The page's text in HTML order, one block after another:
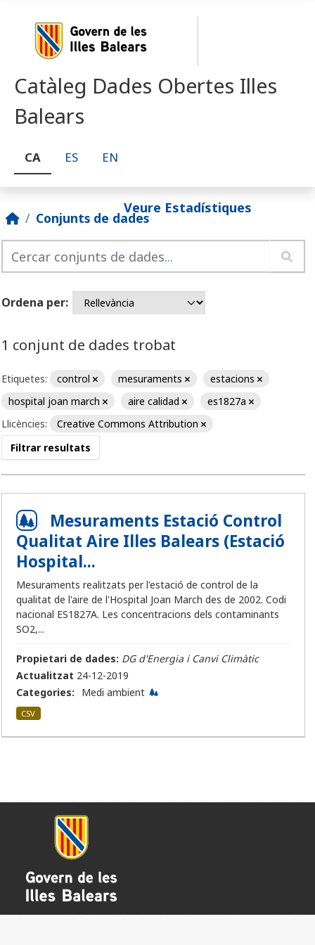
Catàleg Dades Obertes Illes
Balears
CA ES EN
Veure Estadístiques
Conjunts de dades
Ordena per
1 conjunt de dades trobat
Etiquetes: control mesuraments
estacions
hospital joan march
aire calidad
es1827a
Llicències:
Creative Commons Attribution
Filtrar resultats
Mesuraments Estació Control
Qualitat Aire Illes Balears (Estació
Hospital...
Mesuraments realitzats per l'estació de control de la
qualitat de l'aire de l'Hospital Joan March des de 2002. Codi
nacional ES1827A. Les concentracions dels contaminants
SO2,...
Propietari de dades: DG d'Energia i Canvi Climàtic
Actualitzat 24-12-2019
Categories:
Medi ambient
CSV